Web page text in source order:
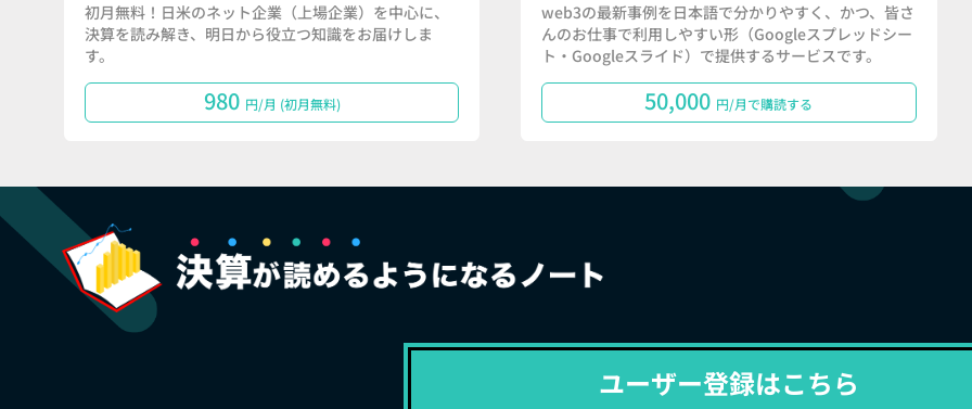
初月無料！日米のネット企業（上場企業）を中心に、
決算を読み解き、明日から役立つ知識をお届けしま
す。
980 円/月 (初月無料)
web3の最新事例を日本語で分かりやすく、かつ、皆さ
んのお仕事で利用しやすい形（Googleスプレッドシー
ト・Googleスライド）で提供するサービスです。
50,000 円/月で購読する
ユーザー登録はこちら